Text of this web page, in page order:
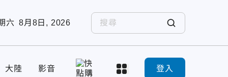
六 8月8日, 2026
大陸 影音 登入